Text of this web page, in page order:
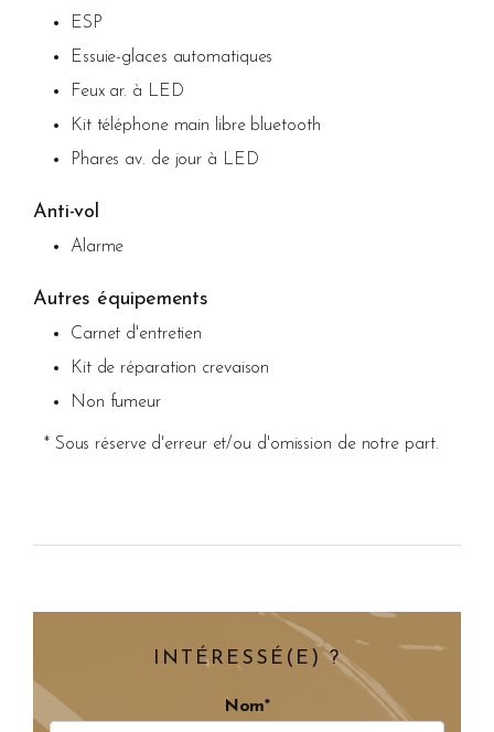
ESP
Essuie-glaces automatiques
Feux ar. à LED
Kit téléphone main libre bluetooth
Phares av. de jour à LED
Anti-vol
Alarme
Autres équipements
Carnet d'entretien
Kit de réparation crevaison
Non fumeur
* Sous réserve d'erreur et/ou d'omission de notre part.
INTÉRESSÉ(E) ?
Nom*